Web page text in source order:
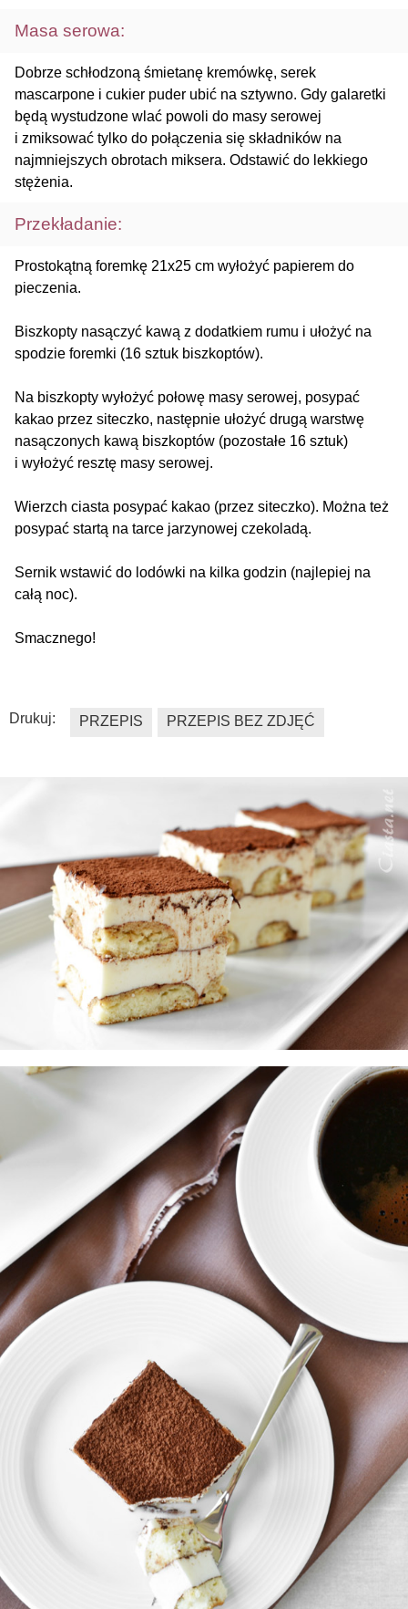
Masa serowa:
Dobrze schłodzoną śmietanę kremówkę, serek
mascarpone i cukier puder ubić na sztywno. Gdy galaretki
będą wystudzone wlać powoli do masy serowej
i zmiksować tylko do połączenia się składników na
najmniejszych obrotach miksera. Odstawić do lekkiego
stężenia.
Przekładanie:
Prostokątną foremkę 21x25 cm wyłożyć papierem do
pieczenia.
Biszkopty nasączyć kawą z dodatkiem rumu i ułożyć na
spodzie foremki (16 sztuk biszkoptów).
Na biszkopty wyłożyć połowę masy serowej, posypać
kakao przez siteczko, następnie ułożyć drugą warstwę
nasączonych kawą biszkoptów (pozostałe 16 sztuk)
i wyłożyć resztę masy serowej.
Wierzch ciasta posypać kakao (przez siteczko). Można też
posypać startą na tarce jarzynowej czekoladą.
Sernik wstawić do lodówki na kilka godzin (najlepiej na
całą noc).
Smacznego!
Drukuj: PRZEPIS PRZEPIS BEZ ZDJĘĆ